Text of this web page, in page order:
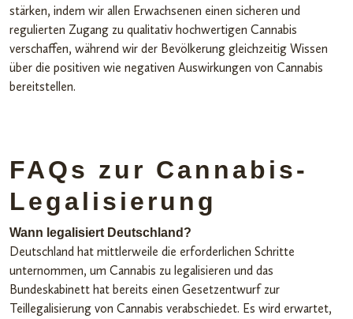
stärken, indem wir allen Erwachsenen einen sicheren und
regulierten Zugang zu qualitativ hochwertigen Cannabis
verschaffen, während wir der Bevölkerung gleichzeitig Wissen
über die positiven wie negativen Auswirkungen von Cannabis
bereitstellen.
FAQs zur Cannabis-
Legalisierung
Wann legalisiert Deutschland?
Deutschland hat mittlerweile die erforderlichen Schritte
unternommen, um Cannabis zu legalisieren und das
Bundeskabinett hat bereits einen Gesetzentwurf zur
Teillegalisierung von Cannabis verabschiedet. Es wird erwartet,